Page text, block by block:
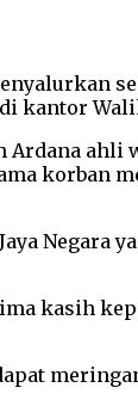
kantor
korban
kasih